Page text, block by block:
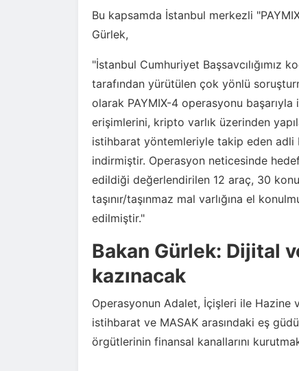
Bu kapsamda İstanbul merkezli
Gürlek,
"İstanbul Cumhuriyet Başsavcılığımız
tarafından yürütülen çok yönlü
olarak PAYMIX-4 operasyonu
erişimlerini, kripto varlık üzerinden
istihbarat yöntemleriyle takip eden adli
indirmiştir. Operasyon neticesinde
edildiği değerlendirilen 12 araç, 30
taşınır/taşınmaz mal varlığına el
edilmiştir."
Bakan Gürlek: Dijital
kazınacak
Operasyonun Adalet, İçişleri ile Hazine
istihbarat ve MASAK arasındaki eş
örgütlerinin finansal kanallarını